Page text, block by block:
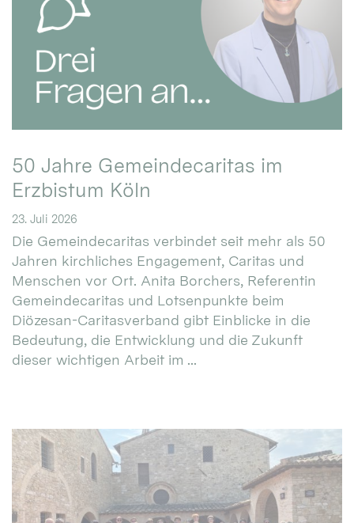
50 Jahre Gemeindecaritas im
Erzbistum Köln
23. Juli 2026
Die Gemeindecaritas verbindet seit mehr als 50
Jahren kirchliches Engagement, Caritas und
Menschen vor Ort. Anita Borchers, Referentin
Gemeindecaritas und Lotsenpunkte beim
Diözesan-Caritasverband gibt Einblicke in die
Bedeutung, die Entwicklung und die Zukunft
dieser wichtigen Arbeit im ...